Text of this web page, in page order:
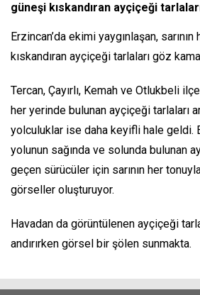
güneşi kıskandıran ayçiçeği
Erzincan’da ekimi yaygınlaşan,
kıskandıran ayçiçeği tarlaları göz
Tercan, Çayırlı, Kemah ve Otlukbeli
her yerinde bulunan ayçiçeği tarlaları
yolculuklar ise daha keyifli hale geldi.
yolunun sağında ve solunda bulunan
geçen sürücüler için sarının her
görseller oluşturuyor.
Havadan da görüntülenen ayçiçeği
andırırken görsel bir şölen sunmakta.